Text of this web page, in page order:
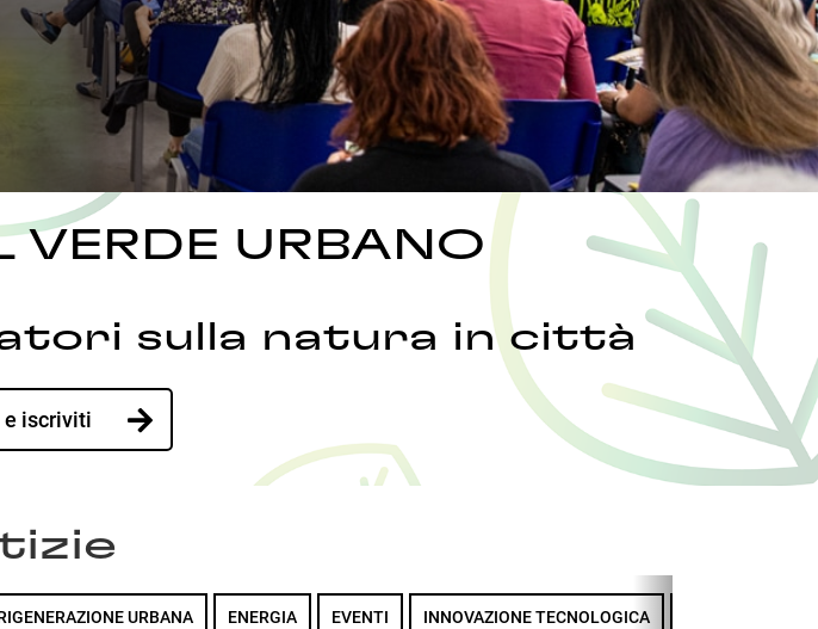
VERDE URBANO
sulla natura in città
e iscriviti
URBANA ENERGIA EVENTI INNOVAZIONE TECNOLOGICA